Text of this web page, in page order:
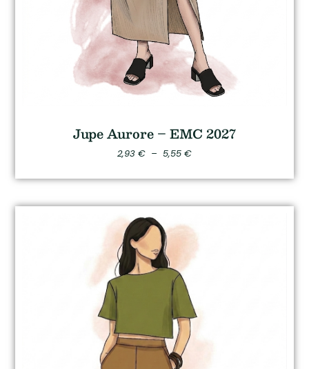
Jupe Aurore – EMC 2027
2,93 € – 5,55 €